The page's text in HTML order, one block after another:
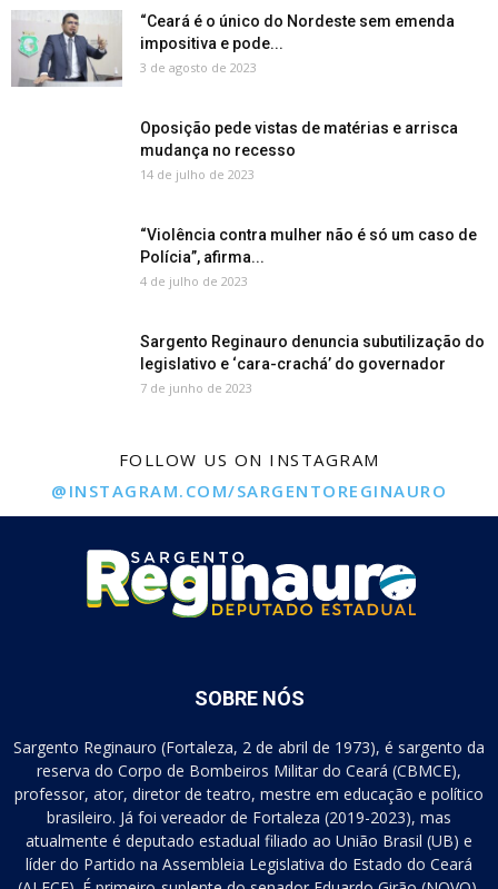
“Ceará é o único do Nordeste sem emenda
impositiva e pode...
3 de agosto de 2023
Oposição pede vistas de matérias e arrisca
mudança no recesso
14 de julho de 2023
“Violência contra mulher não é só um caso de
Polícia”, afirma...
4 de julho de 2023
Sargento Reginauro denuncia subutilização do
legislativo e ‘cara-crachá’ do governador
7 de junho de 2023
FOLLOW US ON INSTAGRAM
@INSTAGRAM.COM/SARGENTOREGINAURO
SOBRE NÓS
Sargento Reginauro (Fortaleza, 2 de abril de 1973), é sargento da
reserva do Corpo de Bombeiros Militar do Ceará (CBMCE),
professor, ator, diretor de teatro, mestre em educação e político
brasileiro. Já foi vereador de Fortaleza (2019-2023), mas
atualmente é deputado estadual filiado ao União Brasil (UB) e
líder do Partido na Assembleia Legislativa do Estado do Ceará